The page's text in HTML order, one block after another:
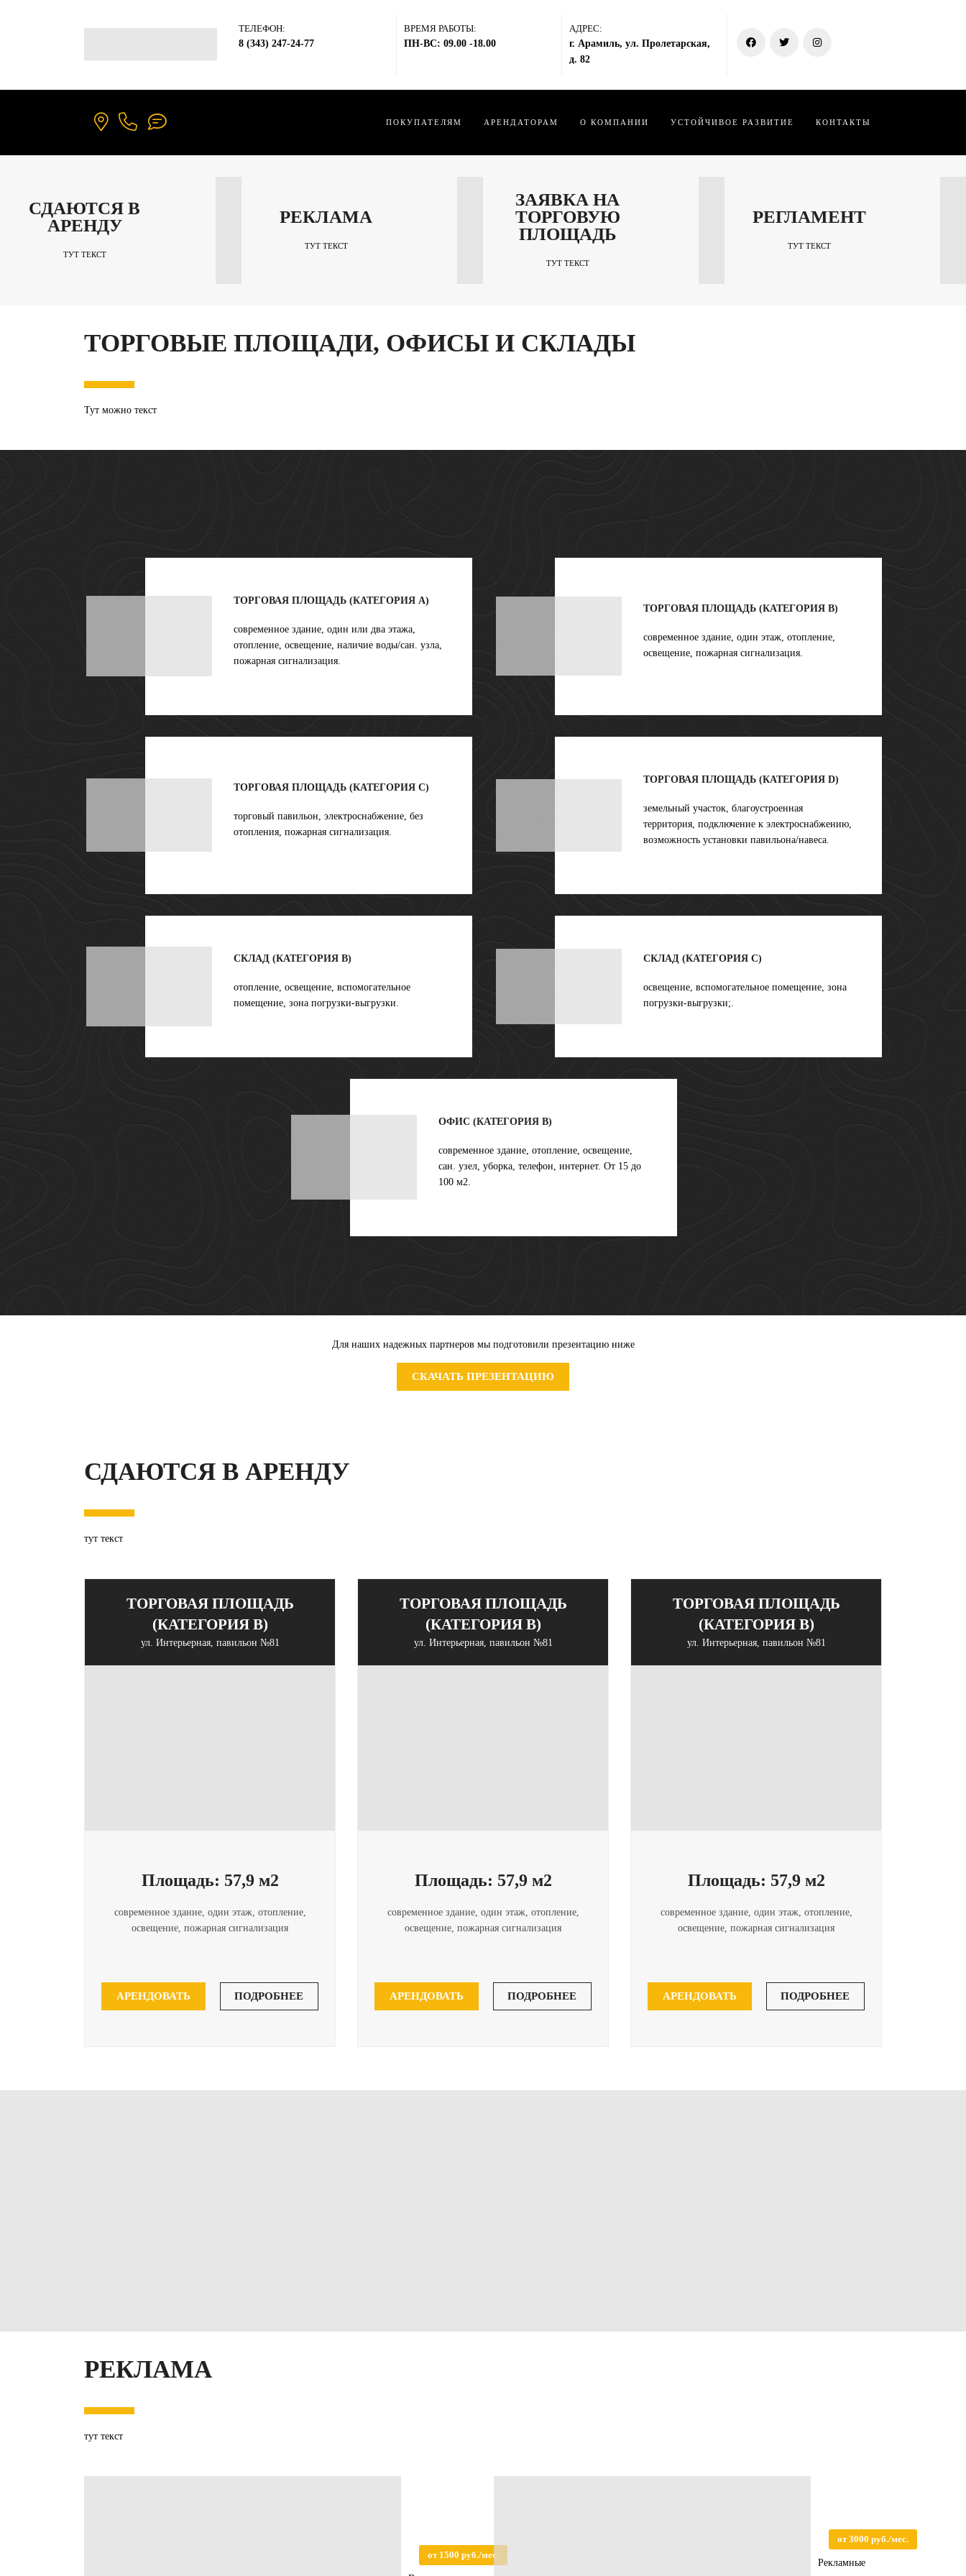
ТЕЛЕФОН:
8 (343) 247-24-77
ВРЕМЯ РАБОТЫ:
ПН-ВС: 09.00 -18.00
АДРЕС:
г. Арамиль, ул. Пролетарская,
д. 82
ПОКУПАТЕЛЯМ АРЕНДАТОРАМ О КОМПАНИИ УСТОЙЧИВОЕ РАЗВИТИЕ КОНТАКТЫ
СДАЮТСЯ В
АРЕНДУ
ТУТ ТЕКСТ
РЕКЛАМА
ТУТ ТЕКСТ
ЗАЯВКА НА
ТОРГОВУЮ
ПЛОЩАДЬ
ТУТ ТЕКСТ
РЕГЛАМЕНТ
ТУТ ТЕКСТ
ТОРГОВЫЕ ПЛОЩАДИ, ОФИСЫ И СКЛАДЫ
Тут можно текст
ТОРГОВАЯ ПЛОЩАДЬ (КАТЕГОРИЯ A)
современное здание, один или два этажа,
отопление, освещение, наличие воды/сан. узла,
пожарная сигнализация.
ТОРГОВАЯ ПЛОЩАДЬ (КАТЕГОРИЯ B)
современное здание, один этаж, отопление,
освещение, пожарная сигнализация.
ТОРГОВАЯ ПЛОЩАДЬ (КАТЕГОРИЯ C)
торговый павильон, электроснабжение, без
отопления, пожарная сигнализация.
ТОРГОВАЯ ПЛОЩАДЬ (КАТЕГОРИЯ D)
земельный участок, благоустроенная
территория, подключение к электроснабжению,
возможность установки павильона/навеса.
СКЛАД (КАТЕГОРИЯ B)
отопление, освещение, вспомогательное
помещение, зона погрузки-выгрузки.
СКЛАД (КАТЕГОРИЯ С)
освещение, вспомогательное помещение, зона
погрузки-выгрузки;.
ОФИС (КАТЕГОРИЯ B)
современное здание, отопление, освещение,
сан. узел, уборка, телефон, интернет. От 15 до
100 м2.
Для наших надежных партнеров мы подготовили презентацию ниже
СКАЧАТЬ ПРЕЗЕНТАЦИЮ
СДАЮТСЯ В АРЕНДУ
тут текст
ТОРГОВАЯ ПЛОЩАДЬ
(КАТЕГОРИЯ B)
ул. Интерьерная, павильон №81
Площадь: 57,9 м2
современное здание, один этаж, отопление,
освещение, пожарная сигнализация
АРЕНДОВАТЬ ПОДРОБНЕЕ
ТОРГОВАЯ ПЛОЩАДЬ
(КАТЕГОРИЯ B)
ул. Интерьерная, павильон №81
Площадь: 57,9 м2
современное здание, один этаж, отопление,
освещение, пожарная сигнализация
АРЕНДОВАТЬ ПОДРОБНЕЕ
ТОРГОВАЯ ПЛОЩАДЬ
(КАТЕГОРИЯ B)
ул. Интерьерная, павильон №81
Площадь: 57,9 м2
современное здание, один этаж, отопление,
освещение, пожарная сигнализация
АРЕНДОВАТЬ ПОДРОБНЕЕ
РЕКЛАМА
тут текст
от 1500 руб./мес.
от 3000 руб./мес.
Рекламные